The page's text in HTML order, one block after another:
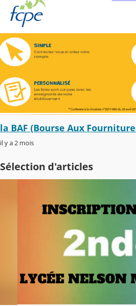
la BAF (Bourse Aux
il y a 2 mois
Sélection d'articles